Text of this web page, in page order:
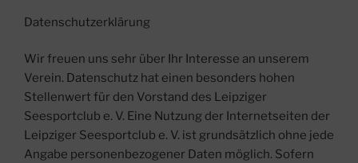
Datenschutzerklärung
Wir freuen uns sehr über Ihr Interesse an unserem
Verein. Datenschutz hat einen besonders hohen
Stellenwert für den Vorstand des Leipziger
Seesportclub e. V. Eine Nutzung der Internetseiten der
Leipziger Seesportclub e. V. ist grundsätzlich ohne jede
Angabe personenbezogener Daten möglich. Sofern